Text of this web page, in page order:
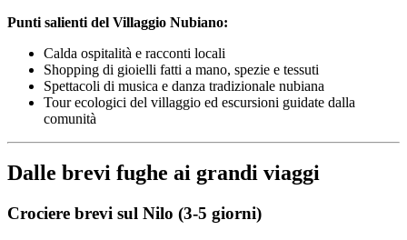
Punti salienti del Villaggio Nubiano:
Calda ospitalità e racconti locali
Shopping di gioielli fatti a mano, spezie e tessuti
Spettacoli di musica e danza tradizionale nubiana
Tour ecologici del villaggio ed escursioni guidate dalla
comunità
Dalle brevi fughe ai grandi viaggi
Crociere brevi sul Nilo (3-5 giorni)